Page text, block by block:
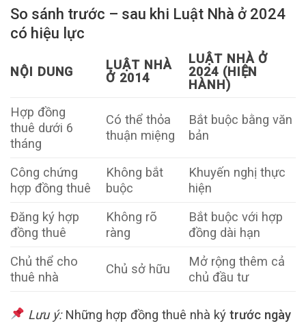
So sánh trước – sau khi Luật Nhà ở 2024
có hiệu lực
NỘI DUNG
LUẬT NHÀ
Ở 2014
LUẬT NHÀ Ở
2024 (HIỆN
HÀNH)
Hợp đồng
thuê dưới 6
tháng
Có thể thỏa
thuận miệng
Bắt buộc bằng văn
bản
Công chứng
hợp đồng thuê
Không bắt
buộc
Khuyến nghị thực
hiện
Đăng ký hợp
đồng thuê
Không rõ
ràng
Bắt buộc với hợp
đồng dài hạn
Chủ thể cho
thuê nhà
Chủ sở hữu
Mở rộng thêm cả
chủ đầu tư
Lưu ý:Những hợp đồng thuê nhà ký trước ngày